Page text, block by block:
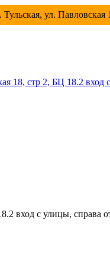
ул.
18, стр 2, БЦ 18.2 вход
вход с улицы, справа